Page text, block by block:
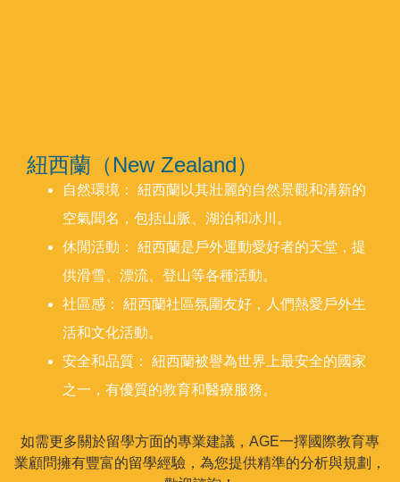
紐西蘭（New Zealand）
自然環境： 紐西蘭以其壯麗的自然景觀和清新的
空氣聞名，包括山脈、湖泊和冰川。
休閒活動： 紐西蘭是戶外運動愛好者的天堂，提
供滑雪、漂流、登山等各種活動。
社區感： 紐西蘭社區氛圍友好，人們熱愛戶外生
活和文化活動。
安全和品質： 紐西蘭被譽為世界上最安全的國家
之一，有優質的教育和醫療服務。
如需更多關於留學方面的專業建議，AGE一擇國際教育專
業顧問擁有豐富的留學經驗，為您提供精準的分析與規劃，